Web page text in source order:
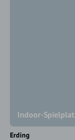
Indoor-
Erding